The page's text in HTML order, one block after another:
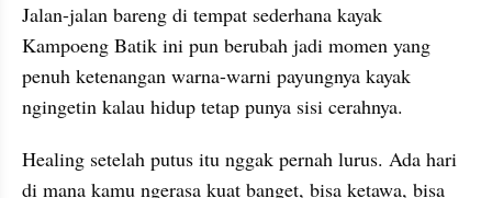
Jalan-jalan bareng di tempat sederhana kayak
Kampoeng Batik ini pun berubah jadi momen yang
penuh ketenangan warna-warni payungnya kayak
ngingetin kalau hidup tetap punya sisi cerahnya.
Healing setelah putus itu nggak pernah lurus. Ada hari
di mana kamu ngerasa kuat banget, bisa ketawa, bisa